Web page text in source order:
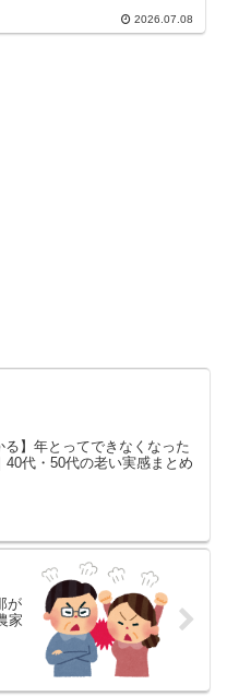
。更年期・鉄分不足・甲状腺機
2026.07.08
る】年とってできなくなった
40代・50代の老い実感まとめ
が
家